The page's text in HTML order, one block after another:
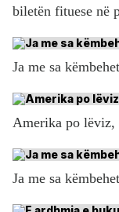
biletën fituese në
Ja me sa
Amerika po lëviz,
Ja me sa